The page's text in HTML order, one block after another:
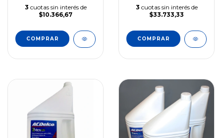
3 cuotas sin interés de
$10.366,67
3 cuotas sin interés de
$33.733,33